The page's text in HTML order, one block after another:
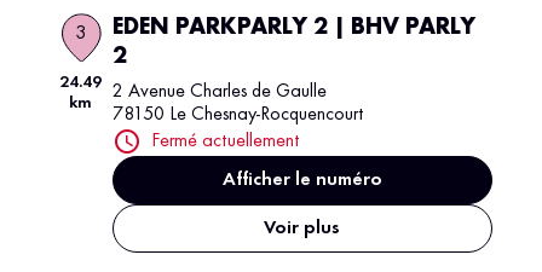
3
24.49
km
EDEN PARKPARLY 2 | BHV PARLY
2
2 Avenue Charles de Gaulle
78150 Le Chesnay-Rocquencourt
Fermé actuellement
Afficher le numéro
Voir plus